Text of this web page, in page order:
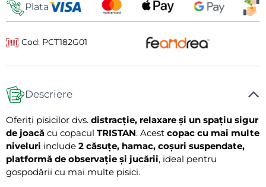
Plata
Cod: PCT182G01
Descriere
Oferiți pisicilor dvs. distracție, relaxare și un spațiu sigur
de joacă cu copacul TRISTAN. Acest copac cu mai multe
niveluri include 2 căsuțe, hamac, coșuri suspendate,
platformă de observație și jucării, ideal pentru
gospodării cu mai multe pisici.